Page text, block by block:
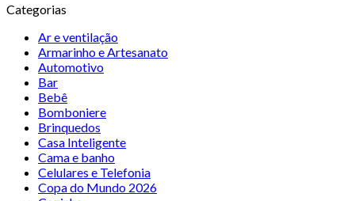
Categorias
Ar e ventilação
Armarinho e Artesanato
Automotivo
Bar
Bebê
Bomboniere
Brinquedos
Casa Inteligente
Cama e banho
Celulares e Telefonia
Copa do Mundo 2026